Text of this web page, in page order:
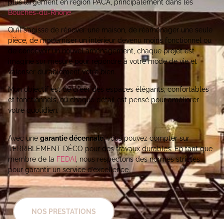
plus largement en région PACA, principalement dans les
Bouches-du-Rhône
Qu’il s’agisse de rénover une maison, de réaménager une seule
pièce, de moderniser un intérieur devenu moins fonctionnel ou
de concevoir un nouvel aménagement, chaque projet est
imaginé sur mesure pour répondre à votre mode de vie et
valoriser durablement votre bien.
Mon objectif est de créer des espaces élégants, confortables
et fonctionnels, où chaque détail est pensé pour améliorer
votre quotidien.
Avec une garantie décennale, vous pouvez compter sur
TERRIBLEMENT DÉCO pour des travaux durables. En tant que
membre de la FEDAI
, nous respectons des normes strictes
pour garantir un service d’excellence.
NOS PRESTATIONS